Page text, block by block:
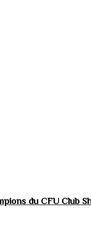
du CFU Club